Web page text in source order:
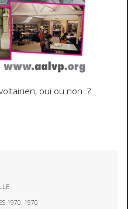
oui ou non ?
1970, 1970